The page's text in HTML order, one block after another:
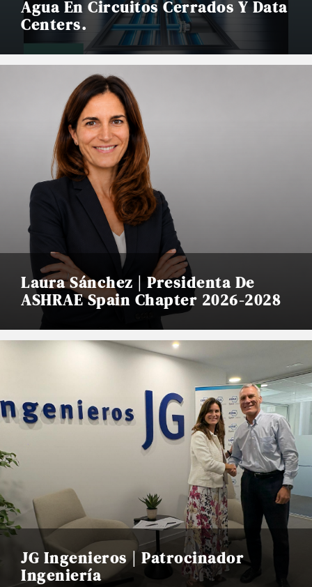
Agua En Circuitos Cerrados Y Data
Centers.
Laura Sánchez | Presidenta De
ASHRAE Spain Chapter 2026-2028
JG Ingenieros | Patrocinador
Ingeniería